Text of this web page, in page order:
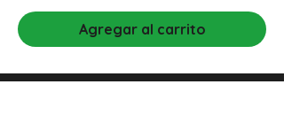
Agregar al carrito